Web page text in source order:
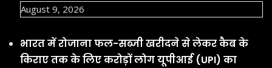
August 9, 2026
भारत में रोजाना फल-सब्जी खरीदने से लेकर कैब के
किराए तक के लिए करोड़ों लोग यूपीआई (UPI) का